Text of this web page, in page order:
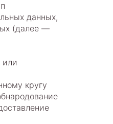
данных,
(далее —
или
кругу